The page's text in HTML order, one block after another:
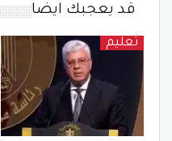
قد يعجبك ايضا
تعليم